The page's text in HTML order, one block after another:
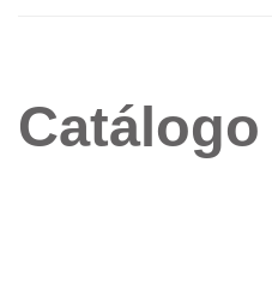
Catálogo